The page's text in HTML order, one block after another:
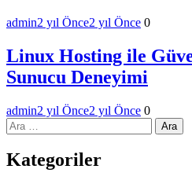
admin2 yıl Önce2 yıl Önce 0
Linux Hosting ile
Sunucu Deneyimi
admin2 yıl Önce2 yıl Önce 0
Arama:
Kategoriler